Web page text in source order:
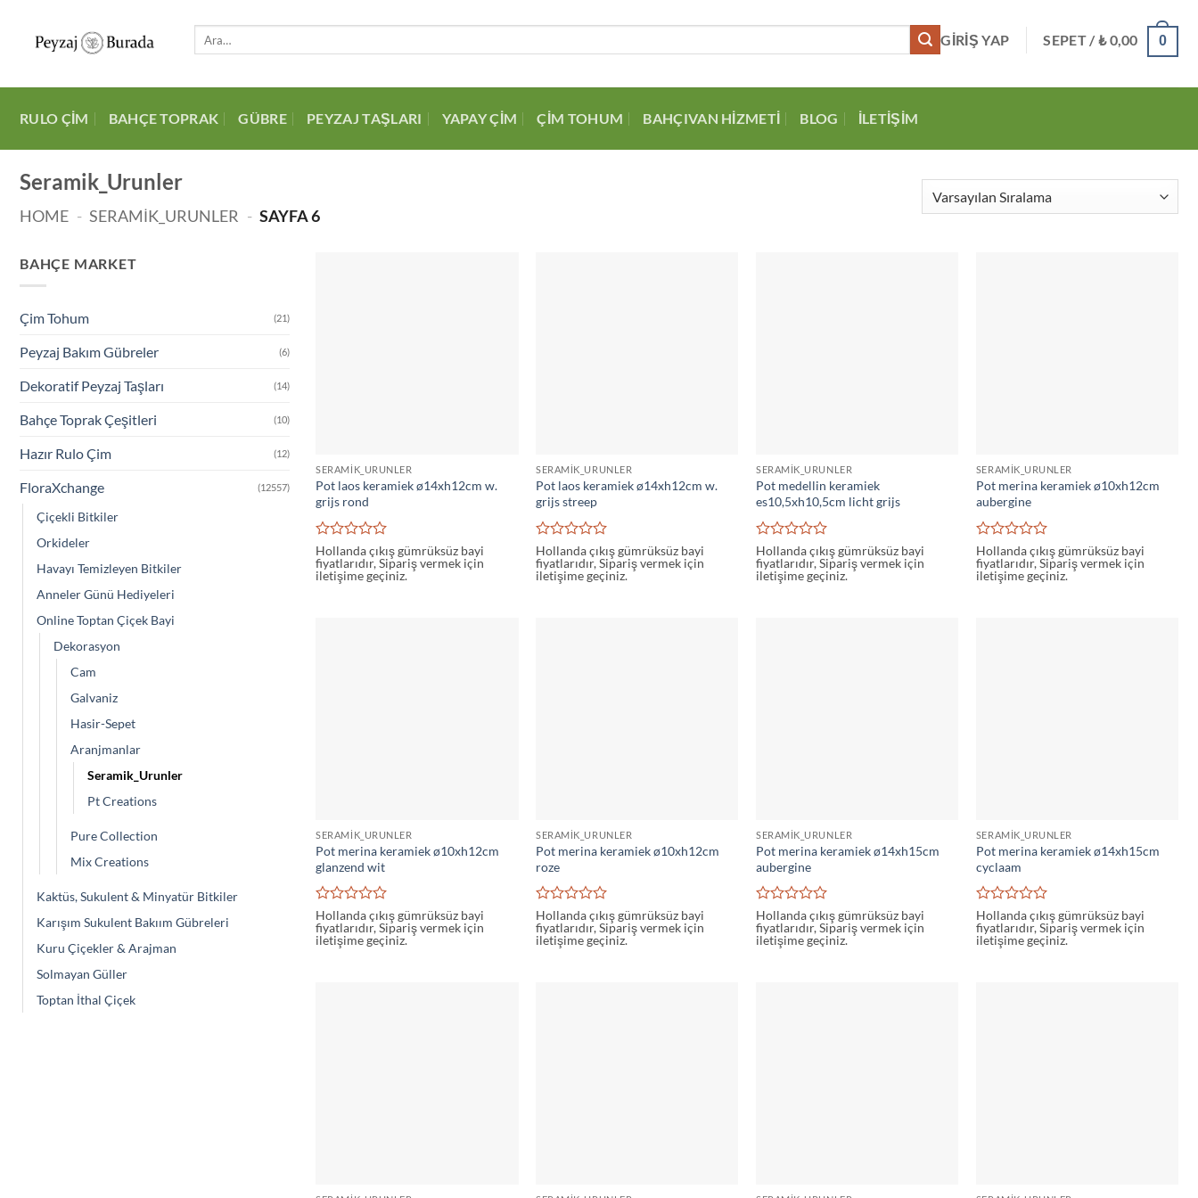
GIRIŞ YAP SEPET /₺0,00 0
RULO ÇIM BAHÇE TOPRAK GÜBRE PEYZAJ TAŞLARI YAPAY ÇIM ÇIM TOHUM BAHÇIVAN HIZMETI BLOG İLETIŞIM
Seramik_Urunler
HOME - SERAMIK_URUNLER - SAYFA 6
BAHÇE MARKET
Çim Tohum (21)
Peyzaj Bakım Gübreler (6)
Dekoratif Peyzaj Taşları (14)
Bahçe Toprak Çeşitleri (10)
Hazır Rulo Çim (12)
FloraXchange (12557)
Çiçekli Bitkiler
Orkideler
Havayı Temizleyen Bitkiler
Anneler Günü Hediyeleri
Online Toptan Çiçek Bayi
Dekorasyon
Cam
Galvaniz
Hasir-Sepet
Aranjmanlar
Seramik_Urunler
Pt Creations
Pure Collection
Mix Creations
Kaktüs, Sukulent & Minyatür Bitkiler
Karışım Sukulent Bakıım Gübreleri
Kuru Çiçekler & Arajman
Solmayan Güller
Toptan İthal Çiçek
SERAMIK_URUNLER
Pot laos keramiek ø14xh12cm w.
grijs rond
5
üzerinden
0
Hollanda çıkış gümrüksüz bayi
fiyatlarıdır, Sipariş vermek için
iletişime geçiniz.
SERAMIK_URUNLER
Pot laos keramiek ø14xh12cm w.
grijs streep
5
üzerinden
0
Hollanda çıkış gümrüksüz bayi
fiyatlarıdır, Sipariş vermek için
iletişime geçiniz.
SERAMIK_URUNLER
Pot medellin keramiek
es10,5xh10,5cm licht grijs
5
üzerinden
0
Hollanda çıkış gümrüksüz bayi
fiyatlarıdır, Sipariş vermek için
iletişime geçiniz.
SERAMIK_URUNLER
Pot merina keramiek ø10xh12cm
aubergine
5
üzerinden
0
Hollanda çıkış gümrüksüz bayi
fiyatlarıdır, Sipariş vermek için
iletişime geçiniz.
SERAMIK_URUNLER
Pot merina keramiek ø10xh12cm
glanzend wit
5
üzerinden
0
Hollanda çıkış gümrüksüz bayi
fiyatlarıdır, Sipariş vermek için
iletişime geçiniz.
SERAMIK_URUNLER
Pot merina keramiek ø10xh12cm
roze
5
üzerinden
0
Hollanda çıkış gümrüksüz bayi
fiyatlarıdır, Sipariş vermek için
iletişime geçiniz.
SERAMIK_URUNLER
Pot merina keramiek ø14xh15cm
aubergine
5
üzerinden
0
Hollanda çıkış gümrüksüz bayi
fiyatlarıdır, Sipariş vermek için
iletişime geçiniz.
SERAMIK_URUNLER
Pot merina keramiek ø14xh15cm
cyclaam
5
üzerinden
0
Hollanda çıkış gümrüksüz bayi
fiyatlarıdır, Sipariş vermek için
iletişime geçiniz.